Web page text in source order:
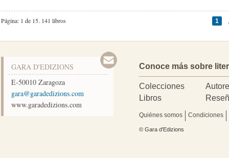
Página: 1 de 15. 141 libros 1
GARA D'EDIZIONS
E-50010 Zaragoza
moc.snoizidedarag@arag
www.garadedizions.com
Conoce más sobre
Colecciones
Libros
Quiénes somos Condiciones
© Gara d'Edizions